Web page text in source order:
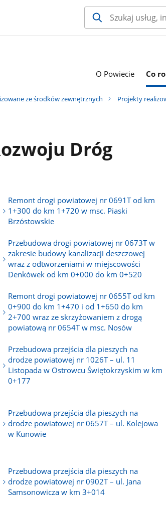
O Powiecie Co
ze środków zewnętrznych
Projekty
Dróg
Remont drogi powiatowej nr 0691T od km
1+300 do km 1+720 w msc. Piaski
Brzóstowskie
Przebudowa drogi powiatowej nr 0673T w
zakresie budowy kanalizacji deszczowej
wraz z odtworzeniami w miejscowości
Denkówek od km 0+000 do km 0+520
Remont drogi powiatowej nr 0655T od km
0+900 do km 1+470 i od 1+650 do km
2+700 wraz ze skrzyżowaniem z drogą
powiatową nr 0654T w msc. Nosów
Przebudowa przejścia dla pieszych na
drodze powiatowej nr 1026T – ul. 11
Listopada w Ostrowcu Świętokrzyskim w km
0+177
Przebudowa przejścia dla pieszych na
drodze powiatowej nr 0657T – ul. Kolejowa
w Kunowie
Przebudowa przejścia dla pieszych na
drodze powiatowej nr 0902T – ul. Jana
Samsonowicza w km 3+014